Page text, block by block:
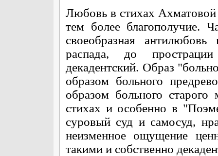
Любовь в стихах
тем более благополучие.
своеобразная
распада, до
декадентский. Образ
образом больного
образом больного
стихах и особенно в
суровый суд и самосуд,
неизменное ощущение
такими и собственно